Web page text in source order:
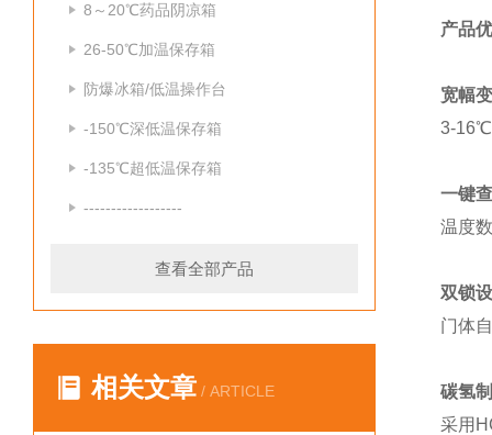
8～20℃药品阴凉箱
26-50℃加温保存箱
防爆冰箱/低温操作台
-150℃深低温保存箱
-135℃超低温保存箱
------------------
查看全部产品
相关文章 / ARTICLE
产品
宽幅
3-16℃
一键
温度
双锁
门体
碳氢
采用